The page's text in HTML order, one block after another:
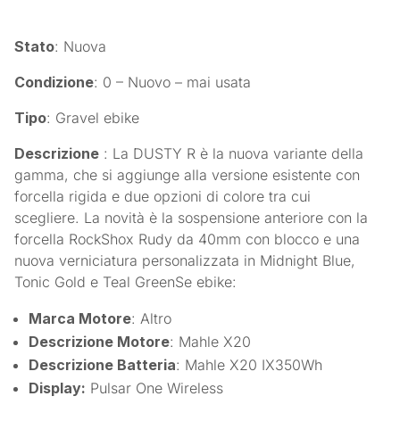
Stato: Nuova
Condizione: 0 – Nuovo – mai usata
Tipo: Gravel ebike
Descrizione : La DUSTY R è la nuova variante della
gamma, che si aggiunge alla versione esistente con
forcella rigida e due opzioni di colore tra cui
scegliere. La novità è la sospensione anteriore con la
forcella RockShox Rudy da 40mm con blocco e una
nuova verniciatura personalizzata in Midnight Blue,
Tonic Gold e Teal GreenSe ebike:
Marca Motore: Altro
Descrizione Motore: Mahle X20
Descrizione Batteria: Mahle X20 IX350Wh
Display: Pulsar One Wireless